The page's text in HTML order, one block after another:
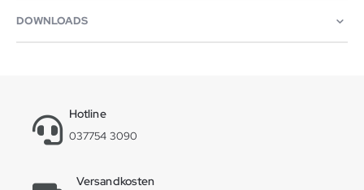
DOWNLOADS
Hotline
037754 3090
Versandkosten